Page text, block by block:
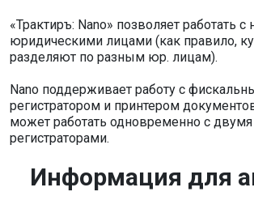
«Трактиръ: Nano» позволяет работать
юридическими лицами (как правило,
разделяют по разным юр. лицам).
Nano поддерживает работу с
регистратором и принтером
может работать одновременно с
регистраторами.
Информация для